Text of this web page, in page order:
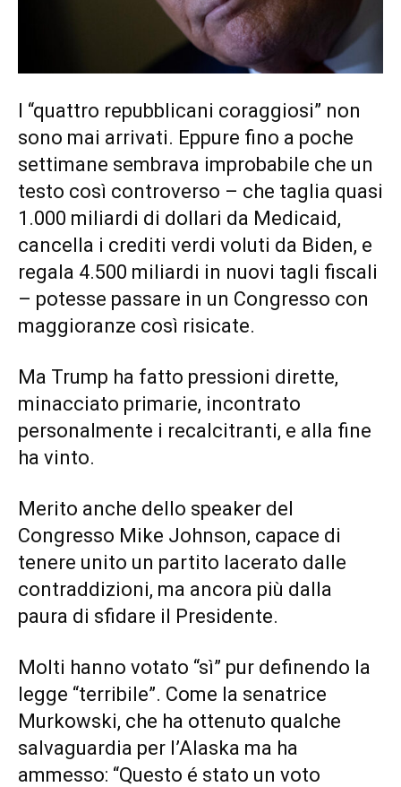
I “quattro repubblicani coraggiosi” non
sono mai arrivati. Eppure fino a poche
settimane sembrava improbabile che un
testo così controverso – che taglia quasi
1.000 miliardi di dollari da Medicaid,
cancella i crediti verdi voluti da Biden, e
regala 4.500 miliardi in nuovi tagli fiscali
– potesse passare in un Congresso con
maggioranze così risicate.
Ma Trump ha fatto pressioni dirette,
minacciato primarie, incontrato
personalmente i recalcitranti, e alla fine
ha vinto.
Merito anche dello speaker del
Congresso Mike Johnson, capace di
tenere unito un partito lacerato dalle
contraddizioni, ma ancora più dalla
paura di sfidare il Presidente.
Molti hanno votato “sì” pur definendo la
legge “terribile”. Come la senatrice
Murkowski, che ha ottenuto qualche
salvaguardia per l’Alaska ma ha
ammesso: “Questo é stato un voto